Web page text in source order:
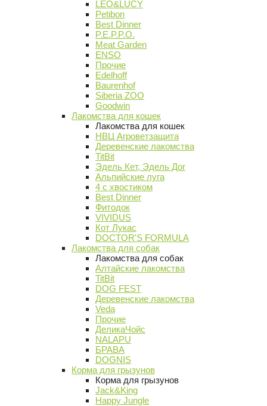
LEO&LUCY
Petibon
Best Dinner
P.E.P.P.O.
Meat Garden
ENSO
Прочие
Edelhoff
Baurenhof
Siberia ZOO
Goodwin
Лакомства для кошек
Лакомства для кошек
НВЦ Агроветзащита
Деревенские лакомства
TitBit
Эдель Кет, Эдель Дог
Альпийские луга
4 с хвостиком
Best Dinner
Фитодок
VIVIDUS
Кот Лукас
DOCTOR'S FORMULA
Лакомства для собак
Лакомства для собак
Алтайские лакомства
TitBit
DOG FEST
Деревенские лакомства
Veda
Прочие
ДеликаЧойс
NALAPU
БРАВА
DOGNIS
Корма для грызунов
Корма для грызунов
Jack&King
Happy Jungle